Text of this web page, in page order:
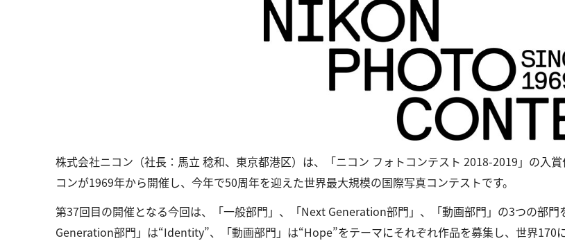
株式会社ニコン（社長：馬立 稔和、東京都港区）は、「ニコン フォトコンテスト 2018-2019」の入
コンが1969年から開催し、今年で50周年を迎えた世界最大規模の国際写真コンテストです。
第37回目の開催となる今回は、「一般部門」、「Next Generation部門」、「動画部門」の3つの部
Generation部門」は“Identity”、「動画部門」は“Hope”をテーマにそれぞれ作品を募集し、世界170